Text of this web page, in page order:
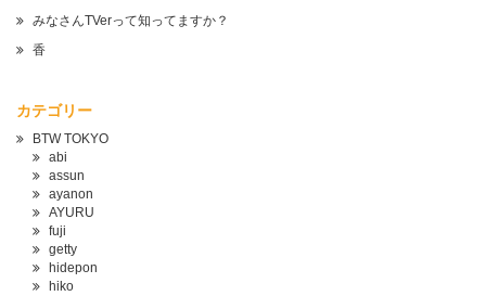
みなさんTVerって知ってますか？
香
カテゴリー
BTW TOKYO
abi
assun
ayanon
AYURU
fuji
getty
hidepon
hiko